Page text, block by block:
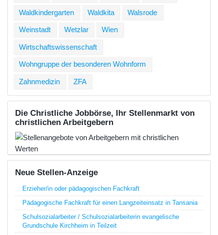
Waldkindergarten Waldkita Walsrode
Weinstadt Wetzlar Wien
Wirtschaftswissenschaft
Wohngruppe der besonderen Wohnform
Zahnmedizin ZFA
Die Christliche Jobbörse, Ihr Stellenmarkt von
christlichen Arbeitgebern
Neue Stellen-Anzeige
Erzieher/in oder pädagogischen Fachkraft
Pädagogische Fachkraft für einen Langzeiteinsatz in Tansania
Schulsozialarbeiter / Schulsozialarbeiterin evangelische
Grundschule Kirchheim in Teilzeit